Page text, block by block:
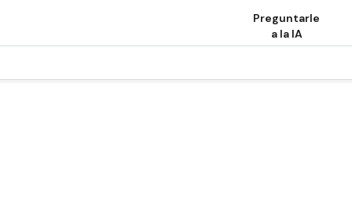
Preguntarle
a la IA